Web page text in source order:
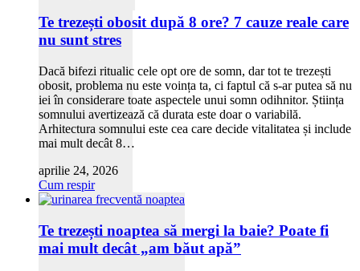
Te trezești obosit după 8 ore? 7 cauze reale care
nu sunt stres
Dacă bifezi ritualic cele opt ore de somn, dar tot te trezești
obosit, problema nu este voința ta, ci faptul că s-ar putea să nu
iei în considerare toate aspectele unui somn odihnitor. Știința
somnului avertizează că durata este doar o variabilă.
Arhitectura somnului este cea care decide vitalitatea și include
mai mult decât 8…
aprilie 24, 2026
Cum respir
Te trezești noaptea să mergi la baie? Poate fi
mai mult decât „am băut apă”